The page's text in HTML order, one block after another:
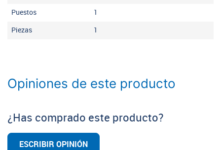
Puestos 1
Piezas 1
Opiniones de este producto
¿Has comprado este producto?
ESCRIBIR OPINIÓN